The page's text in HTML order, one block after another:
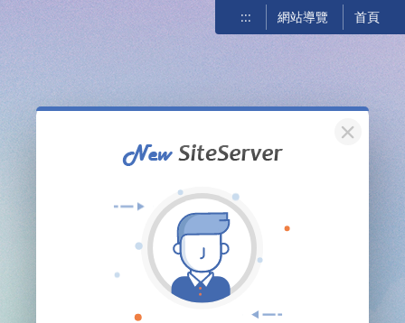
::: 網站導覽 首頁
關閉